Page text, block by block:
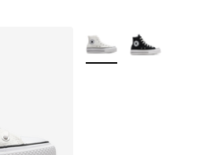
Plus de couleurs